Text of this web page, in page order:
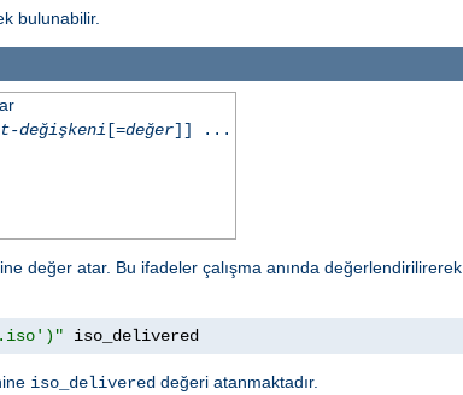
bulunabilir.
değişkeni [=değer]] ...
değer atar. Bu ifadeler çalışma anında değerlendirilirerek
iso_delivered
iso_delivered değeri atanmaktadır.